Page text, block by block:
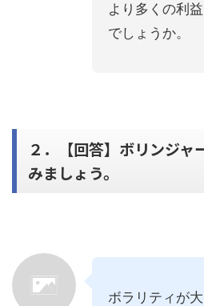
より多くの利
でしょうか。
２．【回答】ボリンジャ
みましょう。
ボラリティが